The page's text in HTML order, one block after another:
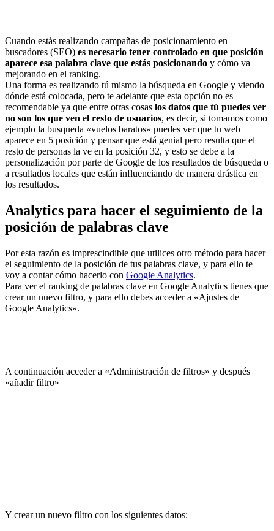
Cuando estás realizando campañas de posicionamiento en
buscadores (SEO) es necesario tener controlado en que posición
aparece esa palabra clave que estás posicionando y cómo va
mejorando en el ranking.
Una forma es realizando tú mismo la búsqueda en Google y viendo
dónde está colocada, pero te adelante que esta opción no es
recomendable ya que entre otras cosas los datos que tú puedes ver
no son los que ven el resto de usuarios, es decir, si tomamos como
ejemplo la busqueda «vuelos baratos» puedes ver que tu web
aparece en 5 posición y pensar que está genial pero resulta que el
resto de personas la ve en la posición 32, y esto se debe a la
personalización por parte de Google de los resultados de búsqueda o
a resultados locales que están influenciando de manera drástica en
los resultados.
Analytics para hacer el seguimiento de la
posición de palabras clave
Por esta razón es imprescindible que utilices otro método para hacer
el seguimiento de la posición de tus palabras clave, y para ello te
voy a contar cómo hacerlo con Google Analytics.
Para ver el ranking de palabras clave en Google Analytics tienes que
crear un nuevo filtro, y para ello debes acceder a «Ajustes de
Google Analytics».
A continuación acceder a «Administración de filtros» y después
«añadir filtro»
Y crear un nuevo filtro con los siguientes datos: